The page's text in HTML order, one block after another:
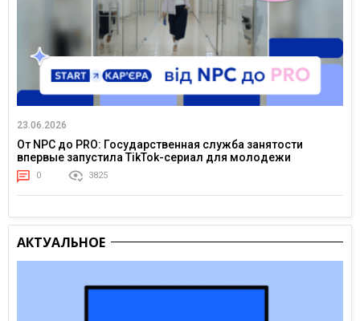
23.06.2026
От NPC до PRO: Государственная служба занятости
впервые запустила TikTok-сериал для молодежи
0 3825
АКТУАЛЬНОЕ